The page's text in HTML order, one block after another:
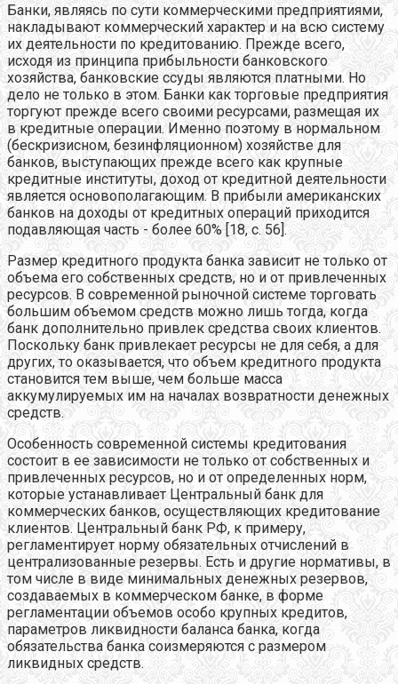
Банки, являясь по сути коммерческими предприятиями,
накладывают коммерческий характер и на всю систему
их деятельности по кредитованию. Прежде всего,
исходя из принципа прибыльности банковского
хозяйства, банковские ссуды являются платными. Но
дело не только в этом. Банки как торговые предприятия
торгуют прежде всего своими ресурсами, размещая их
в кредитные операции. Именно поэтому в нормальном
(бескризисном, безинфляционном) хозяйстве для
банков, выступающих прежде всего как крупные
кредитные институты, доход от кредитной деятельности
является основополагающим. В прибыли американских
банков на доходы от кредитных операций приходится
подавляющая часть - более 60% [18, с. 56].
Размер кредитного продукта банка зависит не только от
объема его собственных средств, но и от привлеченных
ресурсов. В современной рыночной системе торговать
большим объемом средств можно лишь тогда, когда
банк дополнительно привлек средства своих клиентов.
Поскольку банк привлекает ресурсы не для себя, а для
других, то оказывается, что объем кредитного продукта
становится тем выше, чем больше масса
аккумулируемых им на началах возвратности денежных
средств.
Особенность современной системы кредитования
состоит в ее зависимости не только от собственных и
привлеченных ресурсов, но и от определенных норм,
которые устанавливает Центральный банк для
коммерческих банков, осуществляющих кредитование
клиентов. Центральный банк РФ, к примеру,
регламентирует норму обязательных отчислений в
централизованные резервы. Есть и другие нормативы, в
том числе в виде минимальных денежных резервов,
создаваемых в коммерческом банке, в форме
регламентации объемов особо крупных кредитов,
параметров ликвидности баланса банка, когда
обязательства банка соизмеряются с размером
ликвидных средств.